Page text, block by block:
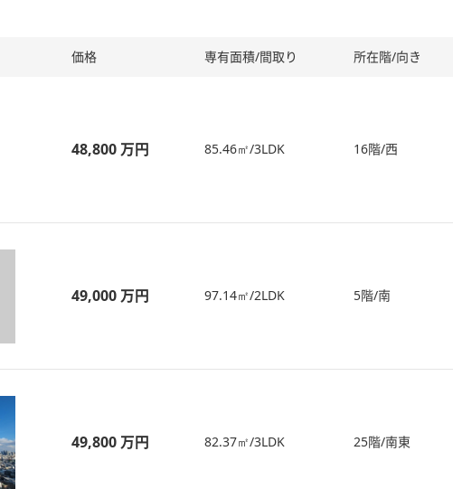
価格 専有面積/間取り 所在階/向き
48,800 万円 85.46㎡/3LDK 16階/西
49,000 万円 97.14㎡/2LDK 5階/南
49,800 万円 82.37㎡/3LDK 25階/南東